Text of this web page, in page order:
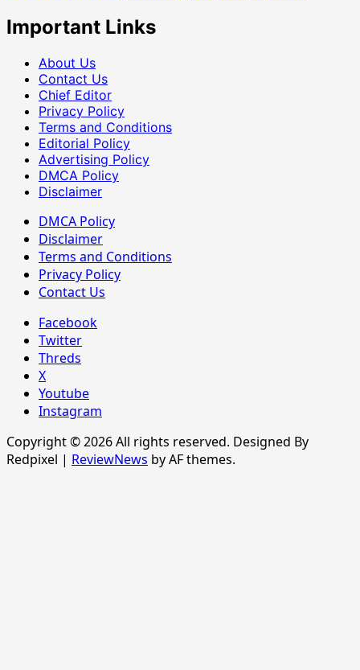
Important Links
About Us
Contact Us
Chief Editor
Privacy Policy
Terms and Conditions
Editorial Policy
Advertising Policy
DMCA Policy
Disclaimer
DMCA Policy
Disclaimer
Terms and Conditions
Privacy Policy
Contact Us
Facebook
Twitter
Threds
X
Youtube
Instagram
Copyright © 2026 All rights reserved. Designed By
Redpixel | ReviewNews by AF themes.